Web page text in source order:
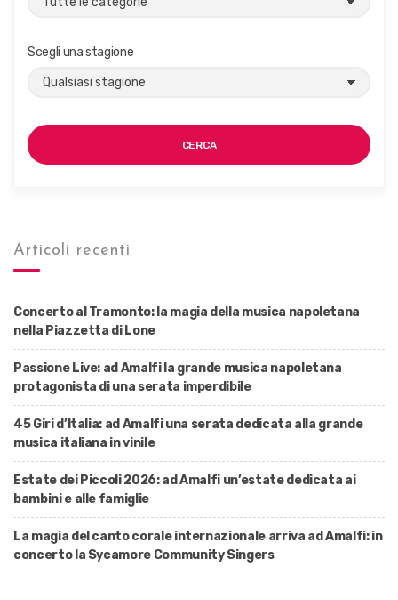
Scegli una stagione
CERCA
Articoli recenti
Concerto al Tramonto: la magia della musica napoletana
nella Piazzetta di Lone
Passione Live: ad Amalfi la grande musica napoletana
protagonista di una serata imperdibile
45 Giri d’Italia: ad Amalfi una serata dedicata alla grande
musica italiana in vinile
Estate dei Piccoli 2026: ad Amalfi un’estate dedicata ai
bambini e alle famiglie
La magia del canto corale internazionale arriva ad Amalfi: in
concerto la Sycamore Community Singers